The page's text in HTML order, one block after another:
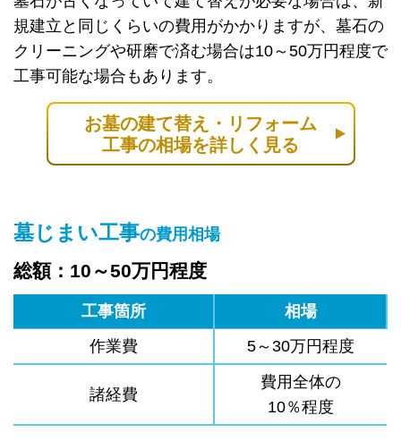
規建立と同じくらいの費用がかかりますが、墓石の
クリーニングや研磨で済む場合は10～50万円程度で
工事可能な場合もあります。
お墓の建て替え・リフォーム
工事の相場を詳しく見る
墓じまい工事の費用相場
総額：10～50万円程度
工事箇所
相場
作業費
5～30万円程度
諸経費
費用全体の
10％程度